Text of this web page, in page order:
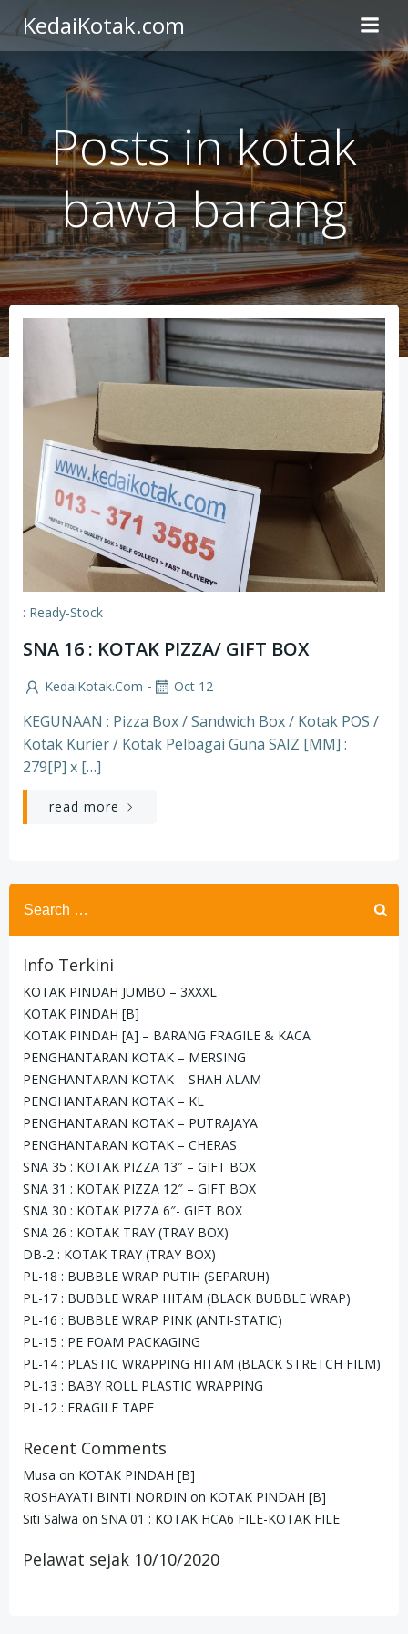
content
KedaiKotak.com
Posts in kotak
bawa barang
: Ready-Stock
SNA 16 : KOTAK PIZZA/ GIFT BOX
KedaiKotak.com - Oct 12
KEGUNAAN : Pizza Box / Sandwich Box / Kotak POS /
Kotak Kurier / Kotak Pelbagai Guna SAIZ [MM] :
279[P] x […]
read more
Search
for:
Info Terkini
KOTAK PINDAH JUMBO – 3XXXL
KOTAK PINDAH [B]
KOTAK PINDAH [A] – BARANG FRAGILE & KACA
PENGHANTARAN KOTAK – MERSING
PENGHANTARAN KOTAK – SHAH ALAM
PENGHANTARAN KOTAK – KL
PENGHANTARAN KOTAK – PUTRAJAYA
PENGHANTARAN KOTAK – CHERAS
SNA 35 : KOTAK PIZZA 13″ – GIFT BOX
SNA 31 : KOTAK PIZZA 12″ – GIFT BOX
SNA 30 : KOTAK PIZZA 6″- GIFT BOX
SNA 26 : KOTAK TRAY (TRAY BOX)
DB-2 : KOTAK TRAY (TRAY BOX)
PL-18 : BUBBLE WRAP PUTIH (SEPARUH)
PL-17 : BUBBLE WRAP HITAM (BLACK BUBBLE WRAP)
PL-16 : BUBBLE WRAP PINK (ANTI-STATIC)
PL-15 : PE FOAM PACKAGING
PL-14 : PLASTIC WRAPPING HITAM (BLACK STRETCH FILM)
PL-13 : BABY ROLL PLASTIC WRAPPING
PL-12 : FRAGILE TAPE
Recent Comments
Musa on KOTAK PINDAH [B]
ROSHAYATI BINTI NORDIN on KOTAK PINDAH [B]
Siti Salwa on SNA 01 : KOTAK HCA6 FILE-KOTAK FILE
Pelawat sejak 10/10/2020